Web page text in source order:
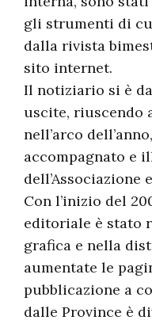
gli strumenti di
dalla rivista
sito internet.
Il notiziario si è
uscite, riuscendo
nell’arco
accompagnato e
dell’Associazione
Con l’inizio del
editoriale è stato
grafica e nella
aumentate le
pubblicazione a
dalle Province è